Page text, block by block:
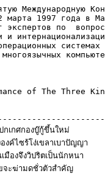
Международную
марта 1997 года в
экспертов по
и
системах
of The Three
เกศกองบู๊กู้ขึ้นใหม่
ค์ไซร้โง่เขลาเบาปัญญา
องจึงวิปริตเป็นนักหนา
จะฆ่ามดชั่วตัวสำคัญ